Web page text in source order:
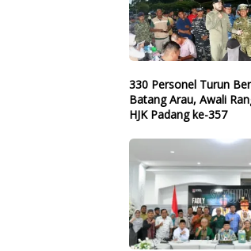
330 Personel Turun
Batang Arau, Awali
HJK Padang ke-357